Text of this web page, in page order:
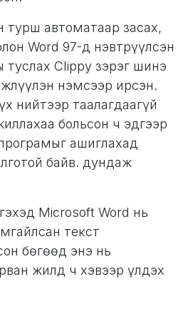
турш автоматаар засах,
Word 97-д нэвтрүүлсэн
туслах Clippy зэрэг шинэ
нэмсээр ирсэн.
нийтээр таалагдаагүй
больсон ч эдгээр
ашиглахад
байв. дундаж
Microsoft Word нь
текст
бөгөөд энэ нь
жилд ч хэвээр үлдэх